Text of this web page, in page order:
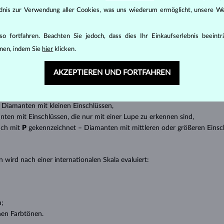
wesentlichen Einfluss auf den Preis eines Diamanten.
seinen strahlenden Glanz. Der beliebteste Schliff ein Rundschliff, der
gebracht werden kann, z.B. Marquise, Baguette, Herz, Tropfen,
).
“Einschlüsse” oder innerer Unreinheiten eines Diamanten
Diamanten ohne Einschlüsse,
mit kleinen Einschlüssen,
mit Einschlüssen, die nur mit einer Lupe zu erkennen sind,
mit P gekennzeichnet – Diamanten mit mittleren oder größeren
wird nach einer internationalen Skala evaluiert:
Farbtönen.
zur Verwendung aller Cookies, was uns wiederum ermöglicht, unsere
fortfahren. Beachten Sie jedoch, dass dies Ihr Einkaufserlebnis
indem Sie hier klicken.
AKZEPTIEREN UND FORTFAHREN